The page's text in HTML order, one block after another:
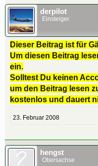
derpilot
Einsteiger
Dieser Beitrag ist für
Um diesen Beitrag
ein.
Solltest Du keinen
um den Beitrag lesen
kostenlos und dauert
23. Februar 2008
hengst
Obersachse